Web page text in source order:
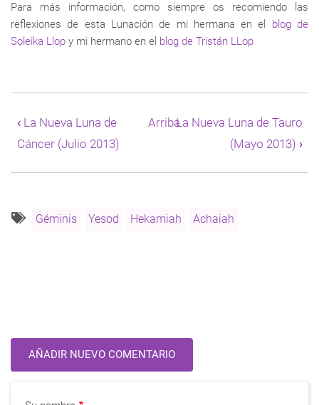
Para más información, como siempre os recomiendo las
reflexiones de esta Lunación de mi hermana en el blog de
Soleika Llop y mi hermano en el blog de Tristán LLop
transversales
de
Book
La
de
‹La Nueva Luna de
Cáncer (Julio 2013)
ArribaLa Nueva Luna de Tauro
(Mayo 2013) ›
Géminis Yesod Hekamiah Achaiah
AÑADIR NUEVO COMENTARIO